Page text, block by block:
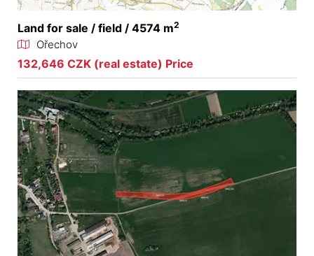
Land for sale / field / 4574 m2
Ořechov
132,646 CZK (real estate) Price